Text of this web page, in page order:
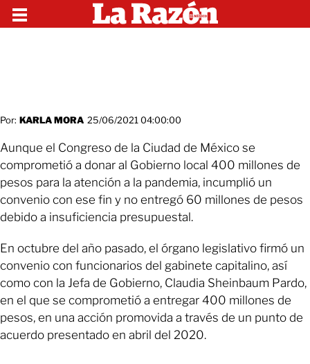
Por: KARLA MORA 25/06/2021 04:00:00
Aunque el Congreso de la Ciudad de México se
comprometió a donar al Gobierno local 400 millones de
pesos para la atención a la pandemia, incumplió un
convenio con ese fin y no entregó 60 millones de pesos
debido a insuficiencia presupuestal.
En octubre del año pasado, el órgano legislativo firmó un
convenio con funcionarios del gabinete capitalino, así
como con la Jefa de Gobierno, Claudia Sheinbaum Pardo,
en el que se comprometió a entregar 400 millones de
pesos, en una acción promovida a través de un punto de
acuerdo presentado en abril del 2020.